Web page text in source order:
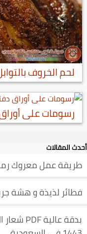
لحم الخروف
رسومات على
أحدث المقالات
طريقة عمل معروك
فطائر لذيذة و هشة